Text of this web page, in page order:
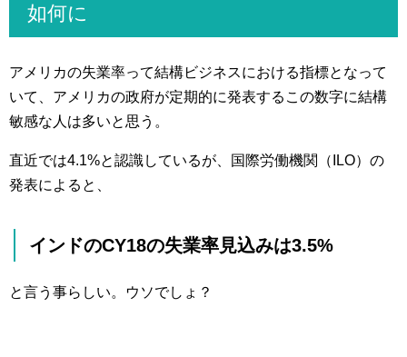
如何に
アメリカの失業率って結構ビジネスにおける指標となって
いて、アメリカの政府が定期的に発表するこの数字に結構
敏感な人は多いと思う。
直近では4.1%と認識しているが、国際労働機関（ILO）の
発表によると、
インドのCY18の失業率見込みは3.5%
と言う事らしい。ウソでしょ？